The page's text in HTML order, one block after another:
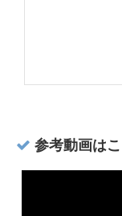
参考動画は